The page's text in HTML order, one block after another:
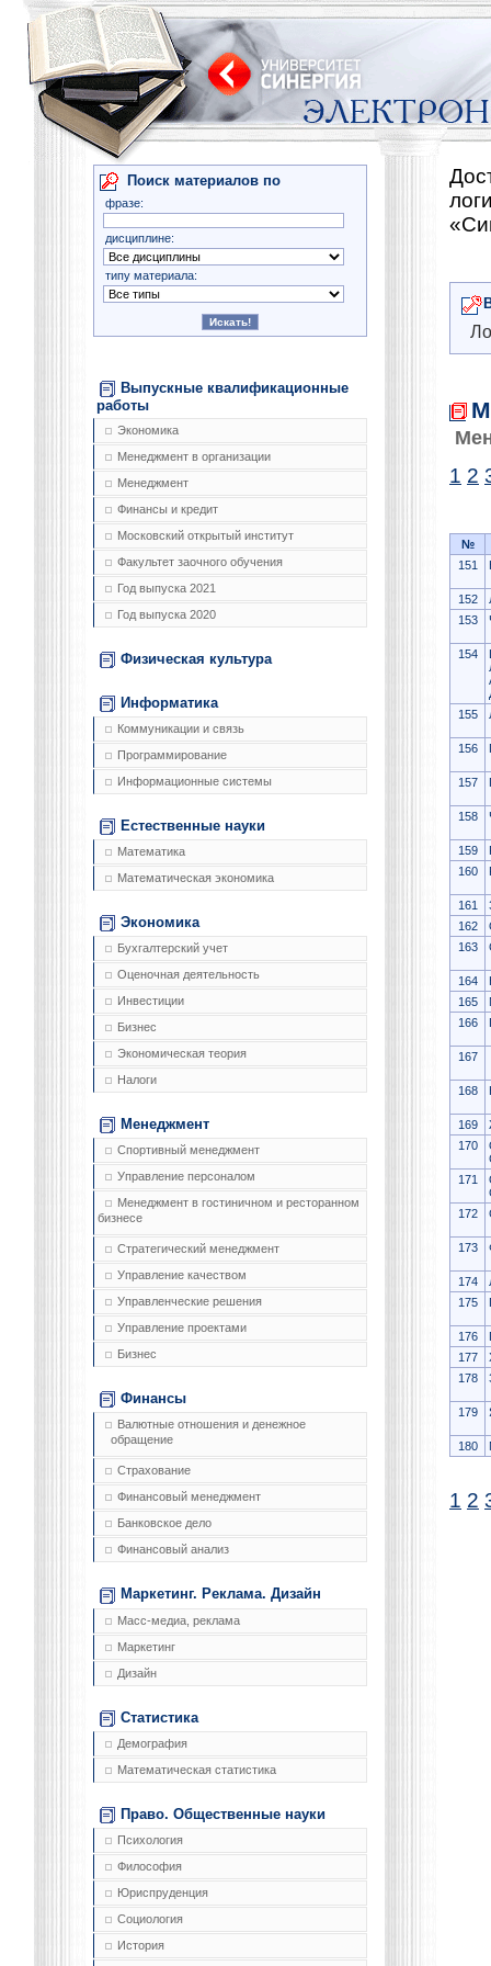
Поиск материалов по
фразе:
дисциплине:
типу материала:
Выпускные квалификационные
работы
Экономика
Менеджмент в организации
Менеджмент
Финансы и кредит
Московский открытый институт
Факультет заочного обучения
Год выпуска 2021
Год выпуска 2020
Физическая культура
Информатика
Коммуникации и связь
Программирование
Информационные системы
Естественные науки
Математика
Математическая экономика
Экономика
Бухгалтерский учет
Оценочная деятельность
Инвестиции
Бизнес
Экономическая теория
Налоги
Менеджмент
Спортивный менеджмент
Управление персоналом
Менеджмент в гостиничном и ресторанном
бизнесе
Стратегический менеджмент
Управление качеством
Управленческие решения
Управление проектами
Бизнес
Финансы
Валютные отношения и денежное
обращение
Страхование
Финансовый менеджмент
Банковское дело
Финансовый анализ
Маркетинг. Реклама. Дизайн
Масс-медиа, реклама
Маркетинг
Дизайн
Статистика
Демография
Математическая статистика
Право. Общественные науки
Психология
Философия
Юриспруденция
Социология
История
1 2
№
151
152
153
154
155
156
157
158
159
160
161
162
163
164
165
166
167
168
169
170
171
172
173
174
175
176
177
178
179
180
1 2